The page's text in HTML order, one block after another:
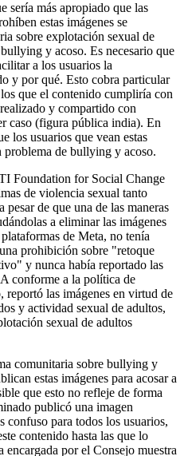
sería más apropiado que las
estas imágenes se
sobre explotación sexual de
y acoso. Es necesario que
a los usuarios la
y por qué. Esto cobra particular
que el contenido cumpliría con
y compartido con
caso (figura pública india). En
los usuarios que vean estas
problema de bullying y acoso.
Foundation for Social Change
de violencia sexual tanto
de que una de las maneras
a eliminar las imágenes
de Meta, no tenía
prohibición sobre "retoque
y nunca había reportado las
conforme a la política de
las imágenes en virtud de
y actividad sexual de adultos,
sexual de adultos
comunitaria sobre bullying y
estas imágenes para acosar a
que esto no refleje de forma
publicó una imagen
confuso para todos los usuarios,
contenido hasta las que lo
por el Consejo muestra